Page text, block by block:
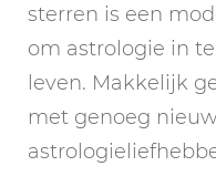
sterren is een
om astrologie in
leven. Makkelijk
met genoeg